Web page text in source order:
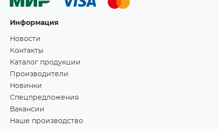
Информация
Новости
Контакты
Каталог продукции
Производители
Новинки
Спецпредложения
Вакансии
Наше производство